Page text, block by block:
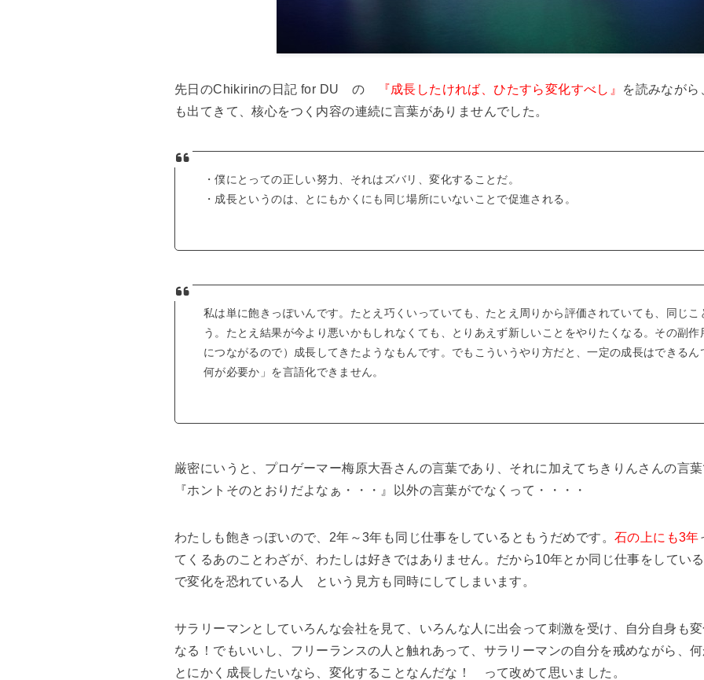
先日のChikirinの日記 for DU の 『成長したければ、ひたすら変化すべし』
を読みなが
も出てきて、核心をつく内容の連続に言葉がありませんでした。
・僕にとっての正しい努力、それはズバリ、変化することだ。
・成長というのは、とにもかくにも同じ場所にいないことで促進される。
私は単に飽きっぽいんです。たとえ巧くいっていても、たとえ周りから評価されていても、同じこ
う。たとえ結果が今より悪いかもしれなくても、とりあえず新しいことをやりたくなる。その副
につながるので）成長してきたようなもんです。でもこういうやり方だと、一定の成長はできる
何が必要か」を言語化できません。
厳密にいうと、プロゲーマー梅原大吾さんの言葉であり、それに加えてちきりんさんの言
『ホントそのとおりだよなぁ・・・』以外の言葉がでなくって・・・・
わたしも飽きっぽいので、2年～3年も同じ仕事をしているともうだめです。 石の上にも3年
てくるあのことわざが、わたしは好きではありません。だから10年とか同じ仕事をしてい
で変化を恐れている人 という見方も同時にしてしまいます。
サラリーマンとしていろんな会社を見て、いろんな人に出会って刺激を受け、自分自身も
なる！でもいいし、フリーランスの人と触れあって、サラリーマンの自分を戒めながら、
とにかく成長したいなら、変化することなんだな！ って改めて思いました。